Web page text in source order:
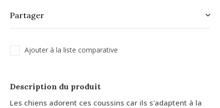
Partager
Ajouter à la liste comparative
Description du produit
Les chiens adorent ces coussins car ils s'adaptent à la